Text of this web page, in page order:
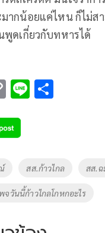
มากน้อยแค่ไหน ก็ไม่ส
พูดเกี่ยวกับทหารได้
C
p
y
n
k
Li
สส.ก้าวไกล สส.ฉ
จวันนี้ก้าวไกลโกหกอะไร